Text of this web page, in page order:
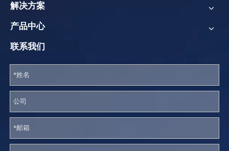
解决方案
产品中心
联系我们